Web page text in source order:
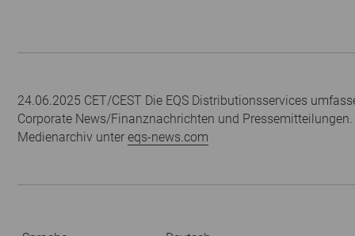
24.06.2025 CET/CEST Die EQS Distributionsservices
Corporate News/Finanznachrichten und Pressemitteilungen.
Medienarchiv unter eqs-news.com